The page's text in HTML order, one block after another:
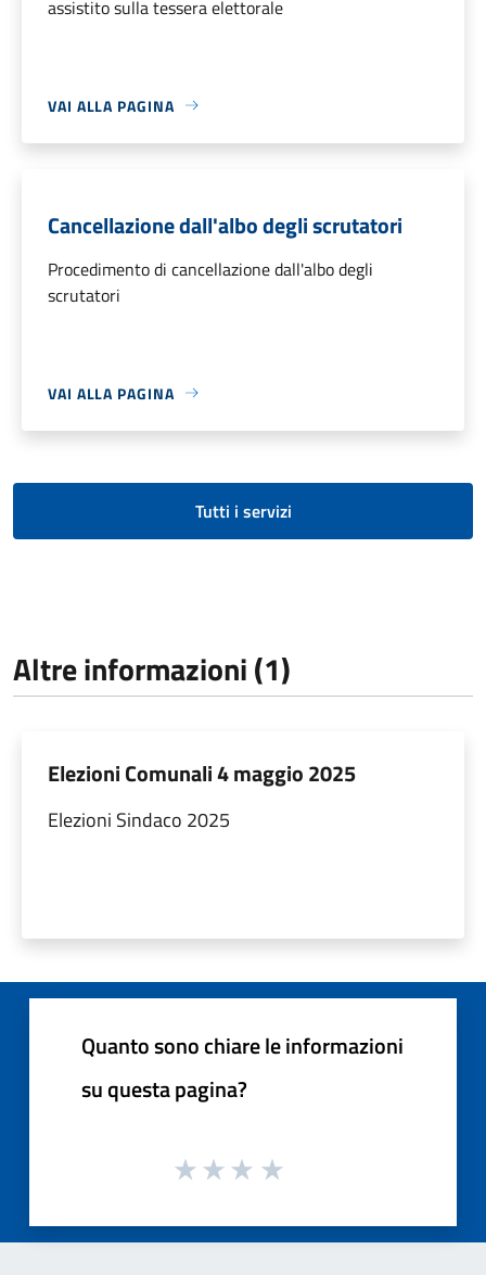
assistito sulla tessera elettorale
VAI ALLA PAGINA
Cancellazione dall'albo degli scrutatori
Procedimento di cancellazione dall'albo degli
scrutatori
VAI ALLA PAGINA
Tutti i servizi
Altre informazioni (1)
Elezioni Comunali 4 maggio 2025
Elezioni Sindaco 2025
Quanto sono chiare le informazioni
su questa pagina?